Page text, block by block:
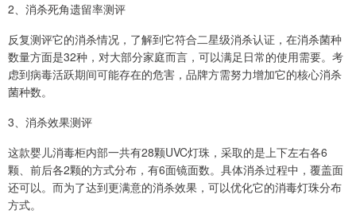
2、消杀死角遗留率测评
反复测评它的消杀情况，了解到它符合二星级消杀认证，在消杀菌种
数量方面是32种，对大部分家庭而言，可以满足日常的使用需要。考
虑到病毒活跃期间可能存在的危害，品牌方需努力增加它的核心消杀
菌种数。
3、消杀效果测评
这款婴儿消毒柜内部一共有28颗UVC灯珠，采取的是上下左右各6
颗、前后各2颗的方式分布，有6面镜面数。具体消杀过程中，覆盖面
还可以。而为了达到更满意的消杀效果，可以优化它的消毒灯珠分布
方式。